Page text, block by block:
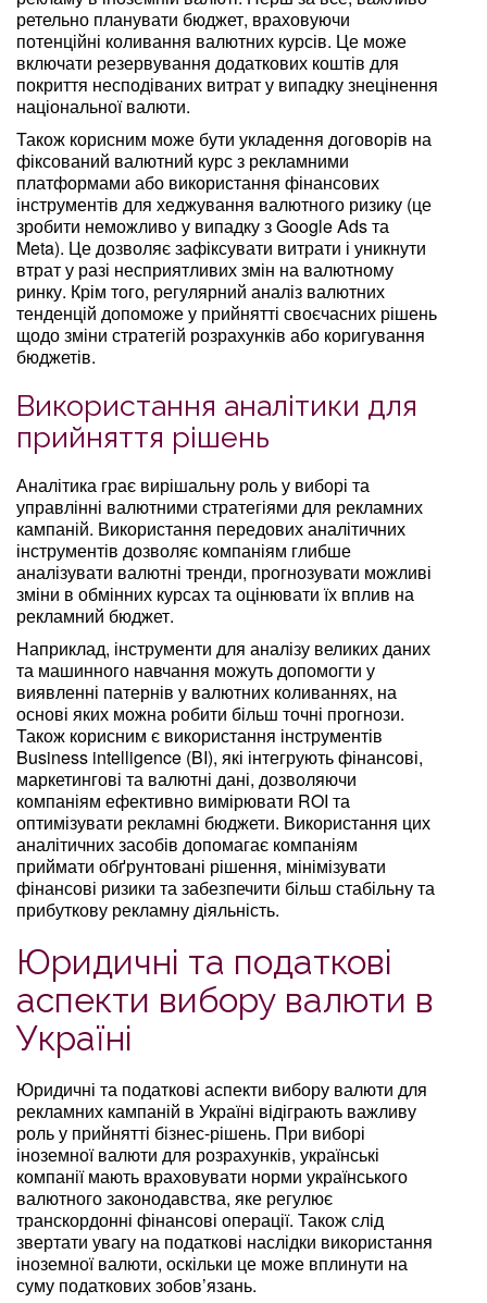
ретельно планувати бюджет, враховуючи
потенційні коливання валютних курсів. Це може
включати резервування додаткових коштів для
покриття несподіваних витрат у випадку знецінення
національної валюти.
Також корисним може бути укладення договорів на
фіксований валютний курс з рекламними
платформами або використання фінансових
інструментів для хеджування валютного ризику (це
зробити неможливо у випадку з Google Ads та
Meta). Це дозволяє зафіксувати витрати і уникнути
втрат у разі несприятливих змін на валютному
ринку. Крім того, регулярний аналіз валютних
тенденцій допоможе у прийнятті своєчасних рішень
щодо зміни стратегій розрахунків або коригування
бюджетів.
Використання аналітики для
прийняття рішень
Аналітика грає вирішальну роль у виборі та
управлінні валютними стратегіями для рекламних
кампаній. Використання передових аналітичних
інструментів дозволяє компаніям глибше
аналізувати валютні тренди, прогнозувати можливі
зміни в обмінних курсах та оцінювати їх вплив на
рекламний бюджет.
Наприклад, інструменти для аналізу великих даних
та машинного навчання можуть допомогти у
виявленні патернів у валютних коливаннях, на
основі яких можна робити більш точні прогнози.
Також корисним є використання інструментів
Business intelligence (BI), які інтегрують фінансові,
маркетингові та валютні дані, дозволяючи
компаніям ефективно вимірювати ROI та
оптимізувати рекламні бюджети. Використання цих
аналітичних засобів допомагає компаніям
приймати обґрунтовані рішення, мінімізувати
фінансові ризики та забезпечити більш стабільну та
прибуткову рекламну діяльність.
Юридичні та податкові
аспекти вибору валюти в
Україні
Юридичні та податкові аспекти вибору валюти для
рекламних кампаній в Україні відіграють важливу
роль у прийнятті бізнес-рішень. При виборі
іноземної валюти для розрахунків, українські
компанії мають враховувати норми українського
валютного законодавства, яке регулює
транскордонні фінансові операції. Також слід
звертати увагу на податкові наслідки використання
іноземної валюти, оскільки це може вплинути на
суму податкових зобов’язань.